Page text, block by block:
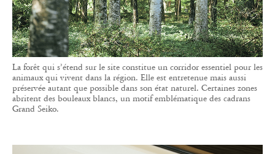
La forêt qui s’étend sur le site constitue un corridor essentiel pour les
animaux qui vivent dans la région. Elle est entretenue mais aussi
préservée autant que possible dans son état naturel. Certaines zones
abritent des bouleaux blancs, un motif emblématique des cadrans
Grand Seiko.